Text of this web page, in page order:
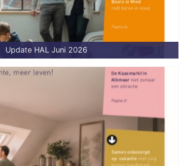
Update HAL Juni 2026